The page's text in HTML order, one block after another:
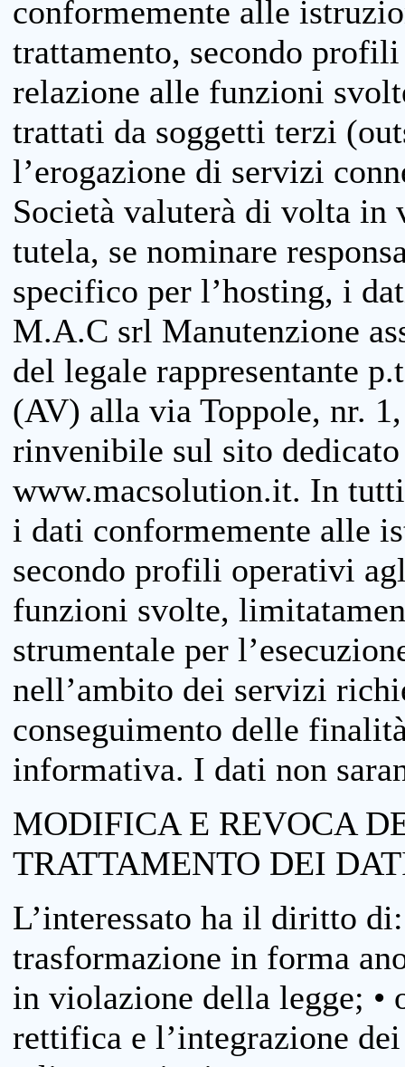
conformemente alle
trattamento, secondo
relazione alle funzioni
trattati da soggetti terzi
l’erogazione di servizi
Società valuterà di volta in
tutela, se nominare
specifico per l’hosting, i
M.A.C srl Manutenzione
del legale rappresentante
(AV) alla via Toppole, nr.
rinvenibile sul sito
www.macsolution.it. In
i dati conformemente alle
secondo profili operativi
funzioni svolte,
strumentale per
nell’ambito dei servizi
conseguimento delle
informativa. I dati non
MODIFICA E REVOCA
TRATTAMENTO DEI
L’interessato ha il diritto
trasformazione in forma
in violazione della legge; •
rettifica e l’integrazione